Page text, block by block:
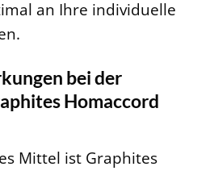
an Ihre individuelle
bei der
Homaccord
Mittel ist Graphites